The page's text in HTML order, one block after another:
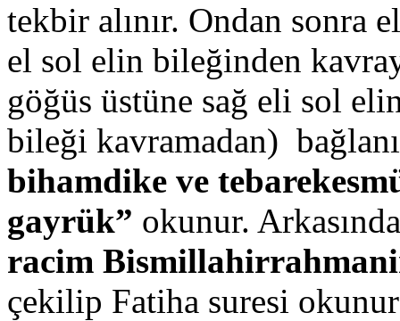
tekbir alınır. Ondan sonra
el sol elin bileğinden
göğüs üstüne sağ eli sol
bileği kavramadan)
bihamdike ve
gayrük” okunur.
racim
çekilip Fatiha suresi